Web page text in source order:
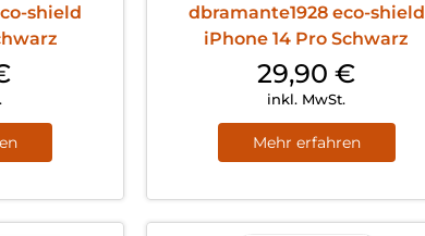
shield
dbramante1928 eco-shield
iPhone 14 Pro Schwarz
29,90€
inkl. MwSt.
Mehr erfahren